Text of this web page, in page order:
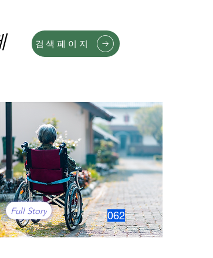
검색페이지
062
Full Story